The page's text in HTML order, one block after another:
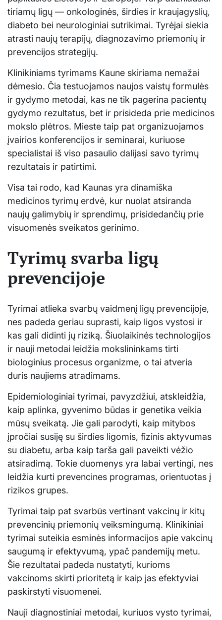
tiriamų ligų — onkologinės, širdies ir kraujagyslių,
diabeto bei neurologiniai sutrikimai. Tyrėjai siekia
atrasti naujų terapijų, diagnozavimo priemonių ir
prevencijos strategijų.
Klinikiniams tyrimams Kaune skiriama nemažai
dėmesio. Čia testuojamos naujos vaistų formulės
ir gydymo metodai, kas ne tik pagerina pacientų
gydymo rezultatus, bet ir prisideda prie medicinos
mokslo plėtros. Mieste taip pat organizuojamos
įvairios konferencijos ir seminarai, kuriuose
specialistai iš viso pasaulio dalijasi savo tyrimų
rezultatais ir patirtimi.
Visa tai rodo, kad Kaunas yra dinamiška
medicinos tyrimų erdvė, kur nuolat atsiranda
naujų galimybių ir sprendimų, prisidedančių prie
visuomenės sveikatos gerinimo.
Tyrimų svarba ligų
prevencijoje
Tyrimai atlieka svarbų vaidmenį ligų prevencijoje,
nes padeda geriau suprasti, kaip ligos vystosi ir
kas gali didinti jų riziką. Šiuolaikinės technologijos
ir nauji metodai leidžia mokslininkams tirti
biologinius procesus organizme, o tai atveria
duris naujiems atradimams.
Epidemiologiniai tyrimai, pavyzdžiui, atskleidžia,
kaip aplinka, gyvenimo būdas ir genetika veikia
mūsų sveikatą. Jie gali parodyti, kaip mitybos
įpročiai susiję su širdies ligomis, fizinis aktyvumas
su diabetu, arba kaip tarša gali paveikti vėžio
atsiradimą. Tokie duomenys yra labai vertingi, nes
leidžia kurti prevencines programas, orientuotas į
rizikos grupes.
Tyrimai taip pat svarbūs vertinant vakcinų ir kitų
prevencinių priemonių veiksmingumą. Klinikiniai
tyrimai suteikia esminės informacijos apie vakcinų
saugumą ir efektyvumą, ypač pandemijų metu.
Šie rezultatai padeda nustatyti, kurioms
vakcinoms skirti prioritetą ir kaip jas efektyviai
paskirstyti visuomenei.
Nauji diagnostiniai metodai, kuriuos vysto tyrimai,